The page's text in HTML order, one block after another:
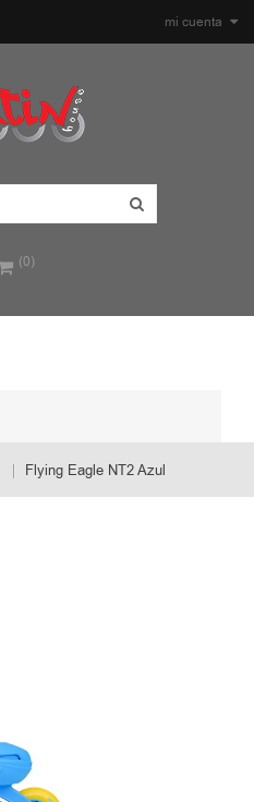
mi cuenta
(0)
Flying Eagle NT2 Azul